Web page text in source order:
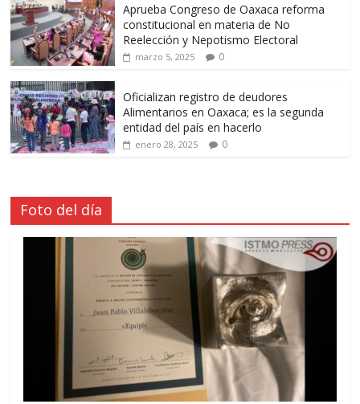
Aprueba Congreso de Oaxaca reforma
constitucional en materia de No
Reelección y Nepotismo Electoral
marzo 5, 2025 0
Oficializan registro de deudores
Alimentarios en Oaxaca; es la segunda
entidad del país en hacerlo
enero 28, 2025 0
Foto del día